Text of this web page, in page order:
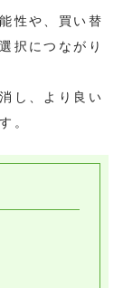
性や、買い替
択につながり
し、より良い
。